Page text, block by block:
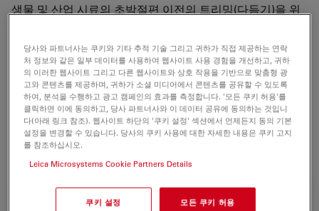
생물 및 산업 시료의 초박절편 이전의 트리밍(다듬기)을 위
Leica TRIM2는 밀링커터의 1µm 공급제어, 정확한 밀링 위
치를 결정하기 위한 포매된 시료의수직 관찰,헤파필터
(Hepa filter)가 장착된우수한 추출장치를 특징으로 합니
다.
For research use only
당사와 파트너사는 쿠키와 기타 추적 기술 그리고 귀하가 직접 제공하는 연락
처 정보와 같은 일부 데이터를 사용하여 웹사이트 사용 경험을 개선하고, 귀하
의 이러한 웹사이트 그리고 다른 웹사이트와 상호 작용을 기반으로 맞춤형 광
고와 콘텐츠를 제공하며, 귀하가 소셜 미디어에서 콘텐츠를 공유할 수 있도록
하여, 분석을 수행하고 광고 캠페인의 효과를 측정합니다. '모든 쿠키 허용'를
클릭하면 이에 동의하고, 당사 파트너사와 이 데이터 공유에 동의하는 것입니
다(아래 링크 참조). 웹사이트 하단의 '쿠키 설정' 섹션에서 언제든지 동의 기본
설정을 변경할 수 있습니다. 당사의 쿠키 사용에 대한 자세한 내용은 쿠키 고지
를 참조하십시오.
Leica Microsystems Cookie Partners Details
쿠키 설정 모든 쿠키 허용